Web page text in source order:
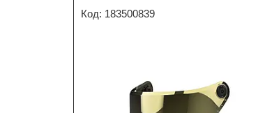
183500839